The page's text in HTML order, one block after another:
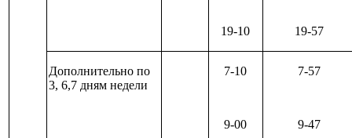
19-10 19-57
Дополнительно по
3, 6,7 дням недели
7-10 7-57
9-00
9-47